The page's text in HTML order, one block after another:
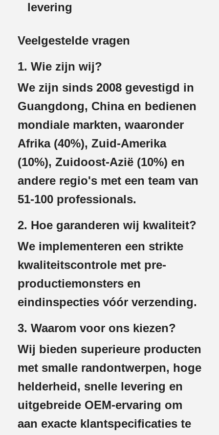
levering
Veelgestelde vragen
1. Wie zijn wij?
We zijn sinds 2008 gevestigd in
Guangdong, China en bedienen
mondiale markten, waaronder
Afrika (40%), Zuid-Amerika
(10%), Zuidoost-Azië (10%) en
andere regio's met een team van
51-100 professionals.
2. Hoe garanderen wij kwaliteit?
We implementeren een strikte
kwaliteitscontrole met pre-
productiemonsters en
eindinspecties vóór verzending.
3. Waarom voor ons kiezen?
Wij bieden superieure producten
met smalle randontwerpen, hoge
helderheid, snelle levering en
uitgebreide OEM-ervaring om
aan exacte klantspecificaties te